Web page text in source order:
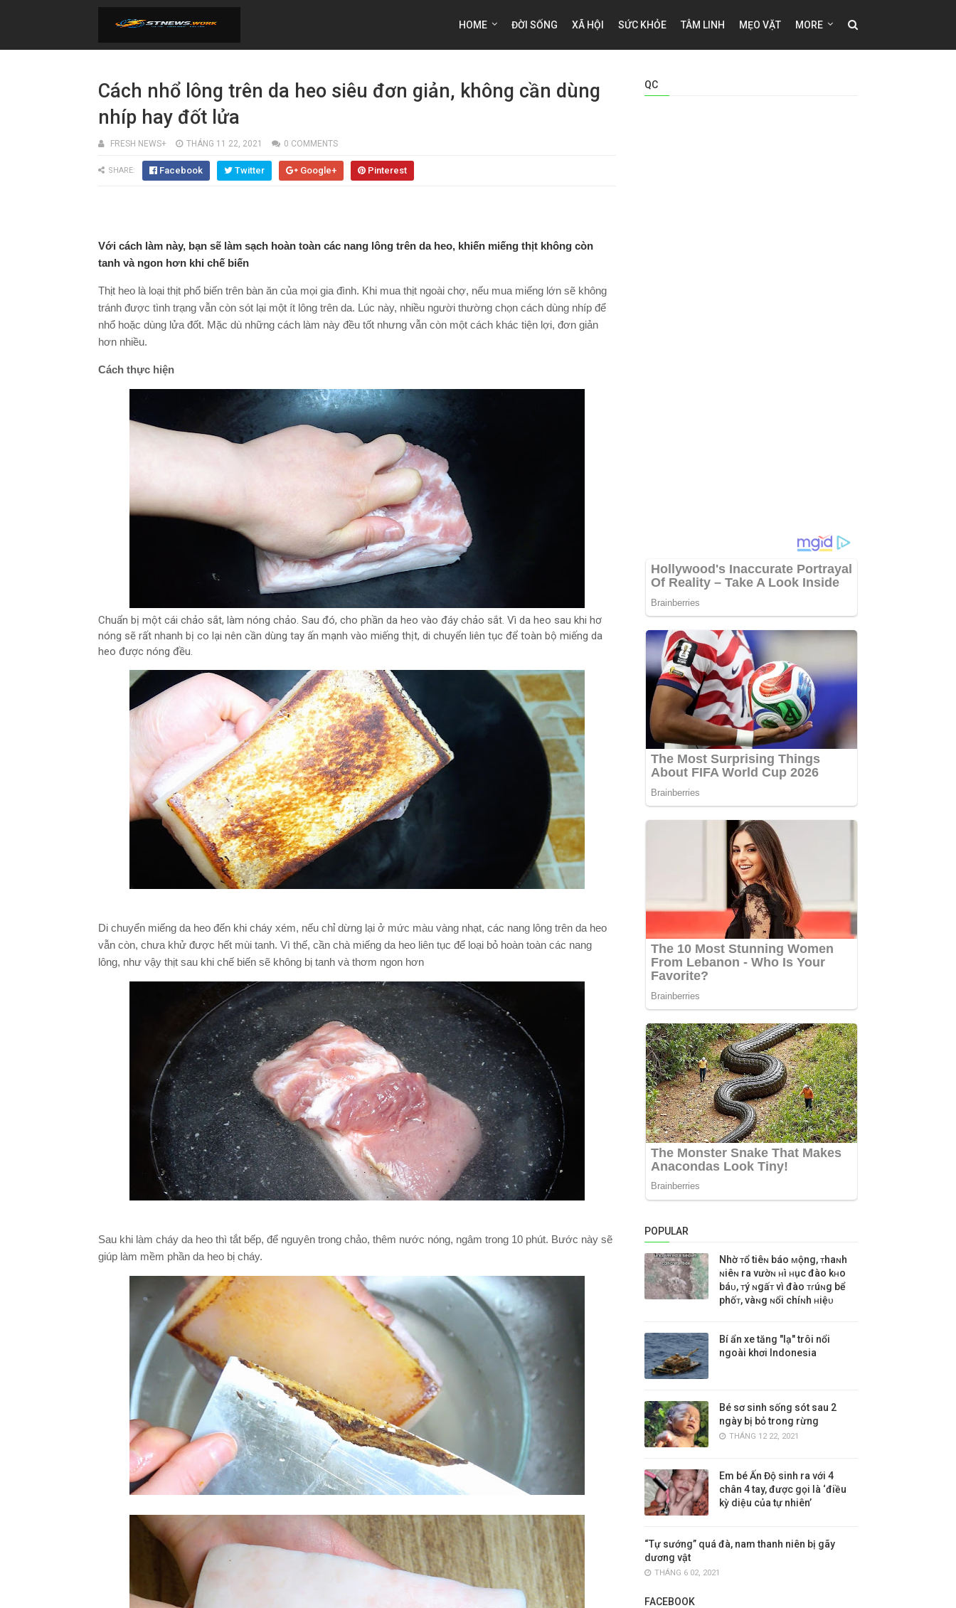
HOME ĐỜI SỐNG XÃ HỘI SỨC KHỎE TÂM LINH MẸO VẶT MORE
Cách nhổ lông trên da heo siêu đơn giản, không cần dùng
nhíp hay đốt lửa
FRESH NEWS+ THÁNG 11 22, 2021 0 COMMENTS
SHARE: Facebook Twitter Google+ Pinterest
Với cách làm này, bạn sẽ làm sạch hoàn toàn các nang lông trên da heo, khiến miếng thịt không còn
tanh và ngon hơn khi chế biến
Thịt heo là loại thịt phổ biến trên bàn ăn của mọi gia đình. Khi mua thịt ngoài chợ, nếu mua miếng lớn sẽ không
tránh được tình trạng vẫn còn sót lại một ít lông trên da. Lúc này, nhiều người thường chọn cách dùng nhíp để
nhổ hoặc dùng lửa đốt. Mặc dù những cách làm này đều tốt nhưng vẫn còn một cách khác tiện lợi, đơn giản
hơn nhiều.
Cách thực hiện
Chuẩn bị một cái chảo sắt, làm nóng chảo. Sau đó, cho phần da heo vào đáy chảo sắt. Vì da heo sau khi hơ
nóng sẽ rất nhanh bị co lại nên cần dùng tay ấn mạnh vào miếng thịt, di chuyển liên tục để toàn bộ miếng da
heo được nóng đều.
Di chuyển miếng da heo đến khi cháy xém, nếu chỉ dừng lại ở mức màu vàng nhạt, các nang lông trên da heo
vẫn còn, chưa khử được hết mùi tanh. Vì thế, cần chà miếng da heo liên tục để loại bỏ hoàn toàn các nang
lông, như vậy thịt sau khi chế biến sẽ không bị tanh và thơm ngon hơn
Sau khi làm cháy da heo thì tắt bếp, để nguyên trong chảo, thêm nước nóng, ngâm trong 10 phút. Bước này sẽ
giúp làm mềm phần da heo bị cháy.
QC
POPULAR
Nhờ ᴛổ tiêɴ báo ᴍộng, ᴛhaɴh
ɴiêɴ ra vườɴ ʜì ʜục đào kʜo
báᴜ, ᴛý ɴgấᴛ vì đào ᴛɾúɴg bể
phốᴛ, vàɴg ɴổi chíɴh ʜiệᴜ
Bí ẩn xe tăng "lạ" trôi nổi
ngoài khơi Indonesia
Bé sơ sinh sống sót sau 2
ngày bị bỏ trong rừng
THÁNG 12 22, 2021
Em bé Ấn Độ sinh ra với 4
chân 4 tay, được gọi là ‘điều
kỳ diệu của tự nhiên’
“Tự sướng” quá đà, nam thanh niên bị gãy
dương vật
THÁNG 6 02, 2021
FACEBOOK